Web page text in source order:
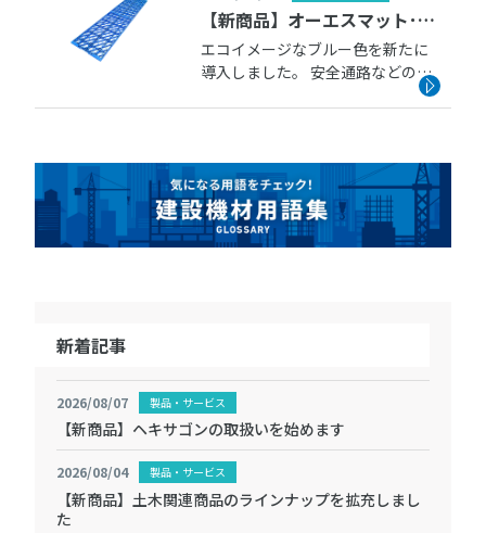
出庫対応予定です。
【新商品】オーエスマット･ブ
ルーの取扱いを始めます
エコイメージなブルー色を新たに
導入しました。 安全通路などの視
覚効果に最適です。
です。
新着記事
2026/08/07 製品・サービス
【新商品】ヘキサゴンの取扱いを始めます
2026/08/04 製品・サービス
【新商品】土木関連商品のラインナップを拡充しまし
た